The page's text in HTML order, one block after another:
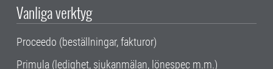
Vanliga verktyg
Proceedo (beställningar, fakturor)
Primula (ledighet, sjukanmälan, lönespec m.m.)